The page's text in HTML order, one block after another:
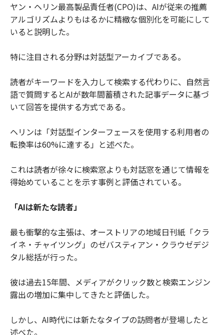
ヤン・ヘリン最高製品責任者(CPO)は、AIが従来の推薦
アルゴリズムよりもはるかに精緻な個別化を可能にして
いると説明した。
特に注目される分野は対話型アーカイブである。
読者がキーワードを入力して検索する代わりに、自然言
語で質問するとAIが数年間蓄積された記事データに基づ
いて回答を提供する方式である。
ヘリンは「対話型インターフェースを使用する利用者の
転換率は60%に達する」と述べた。
これは読者が徐々に検索窓よりも対話窓を通じて情報を
得始めていることを示す事例と評価されている。
「AIは新たな読者」
最も衝撃的な主張は、オーストリアの地域日刊紙「クラ
イネ・チャイツング」のゼバスティアン・クラウゼデジ
タル総括が行った。
彼は過去15年間、メディアがクリック数と検索エンジン
露出の増加に集中してきたと評価した。
しかし、AI時代には新たなタイプの訪問者が登場したと
述べた。